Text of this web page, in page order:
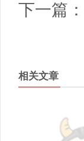
下一篇：
相关文章